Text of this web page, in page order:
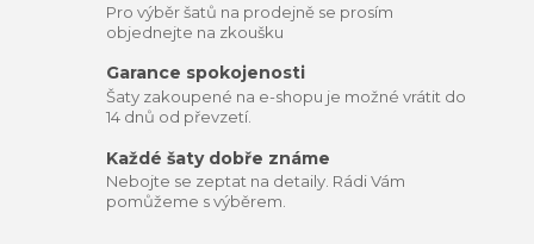
Pro výběr šatů na prodejně se prosím
objednejte na zkoušku
Garance spokojenosti
Šaty zakoupené na e-shopu je možné vrátit do
14 dnů od převzetí.
Každé šaty dobře známe
Nebojte se zeptat na detaily. Rádi Vám
pomůžeme s výběrem.